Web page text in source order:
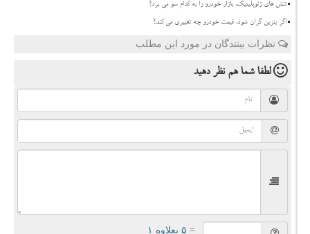
تنش های ژئوپلیتیک، بازار خودرو را به کدام سو می برد؟
اگر بنزین گران شود، قیمت خودرو چه تغییری می کند؟
نظرات بینندگان در مورد این مطلب
لطفا شما همنظر دهید
= ۵ بعلاوه ۱